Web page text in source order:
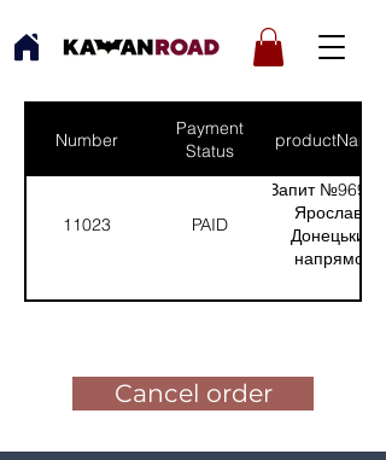
Number
Payment
Status
productNames
11023 PAID
Запит №969 від:
Ярослав -
Донецький
напрямок
1)
Cancel order